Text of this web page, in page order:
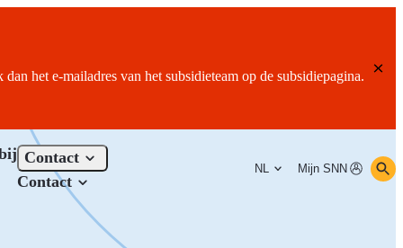
het e-mailadres van het subsidieteam op de subsidiepagina.
Contact
Contact
NL Mijn SNN